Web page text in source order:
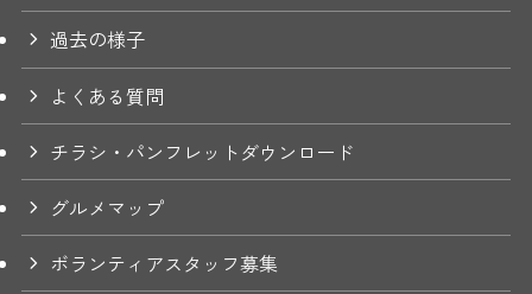
過去の様子
よくある質問
チラシ・パンフレットダウンロード
グルメマップ
ボランティアスタッフ募集